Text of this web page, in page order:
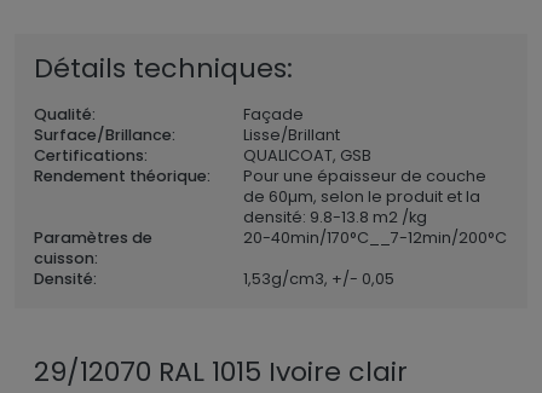
Détails techniques:
Qualité:
Façade
Surface/Brillance:
Lisse/Brillant
Certifications:
QUALICOAT, GSB
Rendement théorique:
Pour une épaisseur de couche
de 60µm, selon le produit et la
densité: 9.8-13.8 m2 /kg
Paramètres de
cuisson:
20-40min/170°C__7-12min/200°C
Densité:
1,53g/cm3, +/- 0,05
29/12070 RAL 1015 Ivoire clair